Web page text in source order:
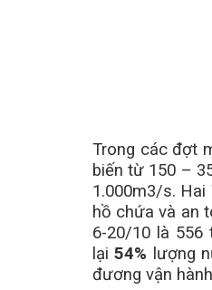
Trong các đợt
biến từ 150 –
1.000m3/s.
hồ chứa và an
6-20/10 là
lại54% lượng
đương vận